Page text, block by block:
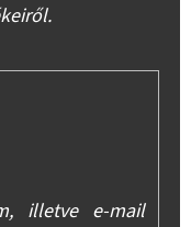
illetve e-mail